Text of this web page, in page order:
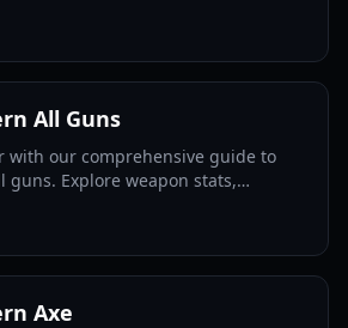
All Guns
with our comprehensive guide to
Explore weapon stats,
Axe